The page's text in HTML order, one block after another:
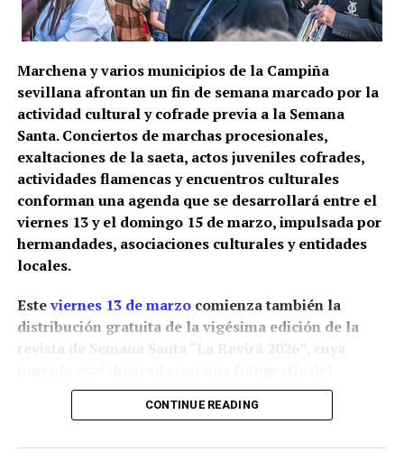
Marchena y varios municipios de la Campiña
sevillana afrontan un fin de semana marcado por la
actividad cultural y cofrade previa a la Semana
Santa. Conciertos de marchas procesionales,
exaltaciones de la saeta, actos juveniles cofrades,
actividades flamencas y encuentros culturales
conforman una agenda que se desarrollará entre el
viernes 13 y el domingo 15 de marzo, impulsada por
hermandades, asociaciones culturales y entidades
locales.
Esteviernes 13 de marzocomienza también la
distribución gratuita de la vigésima edición de la
revista de Semana Santa “La Revirá 2026”, cuya
fotógrafo cofrade Gonzalo Lora Baranco. Los
ejemplares podrán recogerse en numerosos
CONTINUE READING